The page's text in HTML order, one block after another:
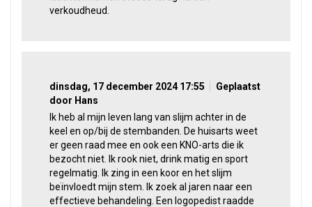
verkoudheud.
dinsdag, 17 december 2024 17:55
Geplaatst
door Hans
Ik heb al mijn leven lang van slijm achter in de
keel en op/bij de stembanden. De huisarts weet
er geen raad mee en ook een KNO-arts die ik
bezocht niet. Ik rook niet, drink matig en sport
regelmatig. Ik zing in een koor en het slijm
beïnvloedt mijn stem. Ik zoek al jaren naar een
effectieve behandeling. Een logopedist raadde